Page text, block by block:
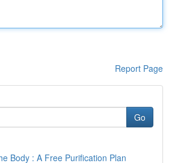
Report Page
Go
Body : A Free Purification Plan